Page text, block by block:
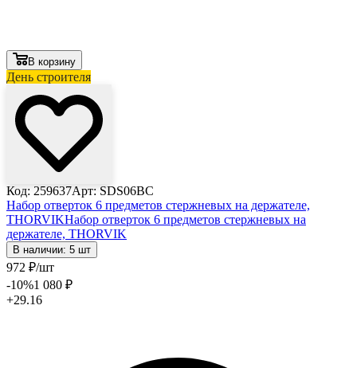
В корзину
День строителя
Код: 259637Арт: SDS06BC
Набор отверток 6 предметов стержневых на держателе,
THORVIKНабор отверток 6 предметов стержневых на
держателе, THORVIK
В наличии: 5 шт
972 ₽/шт
-10%1 080 ₽
+29.16